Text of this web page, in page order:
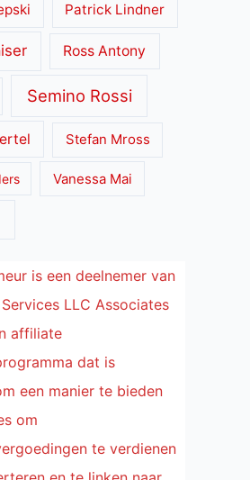
Patrick Lindner
Ross Antony
Semino Rossi
Stefan Mross
Vanessa Mai
is een deelnemer van
LLC Associates
affiliate
dat is
een manier te bieden
om
te verdienen